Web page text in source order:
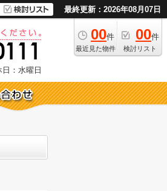
最終更新：2026年08月07日
00件
最近見た物件
00件
検討リスト
日：水曜日